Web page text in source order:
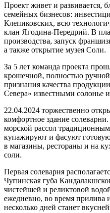
Проект живет и развивается,
семейных бизнесов:
Клепиковских, всю
клан Ягодина-Передрий. В
производства, запуск
а также открытие музея Соли.
За 5 лет команда проекта
крошечной, полностью
признания качества
Севера» известными
22.04.2024 торжественно
комфортное здание
морской рассол
купажируют и фасуют готовую
в магазины, рестораны и на
соли.
Первая солеварня
Чупинская губа
чистейшей и реликтовой
ежедневно, во время прилива
несколько дней станет